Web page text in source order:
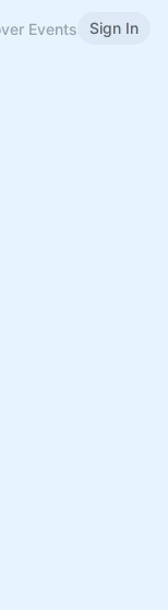
Events Sign In